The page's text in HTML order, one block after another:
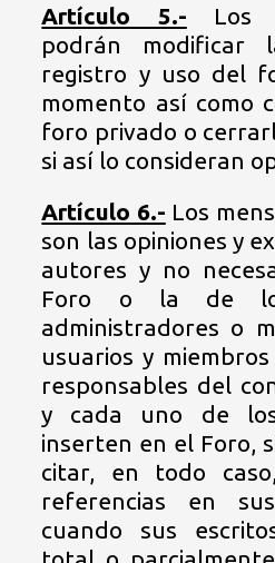
Artículo 5.- Los
podrán modificar
registro y uso del
momento así como
foro privado o
si así lo consideran
Artículo 6.- Los
son las opiniones y
autores y no
Foro o la de los
administradores o
usuarios y
responsables del
y cada uno de
inserten en el Foro,
citar, en todo
referencias en
cuando sus